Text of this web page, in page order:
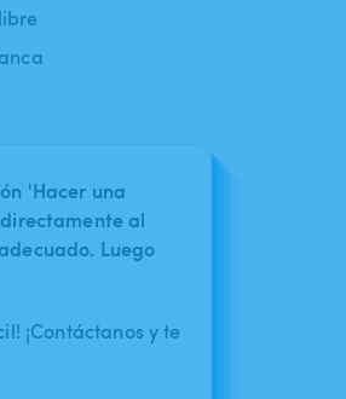
'Hacer una
al
Luego
¡Contáctanos y te